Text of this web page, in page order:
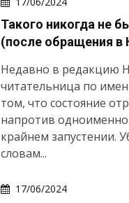
Такого никогда не
(после обращения в
Недавно в редакцию
читательница по
том, что состояние
напротив
крайнем запустении.
словам...
17/06/2024